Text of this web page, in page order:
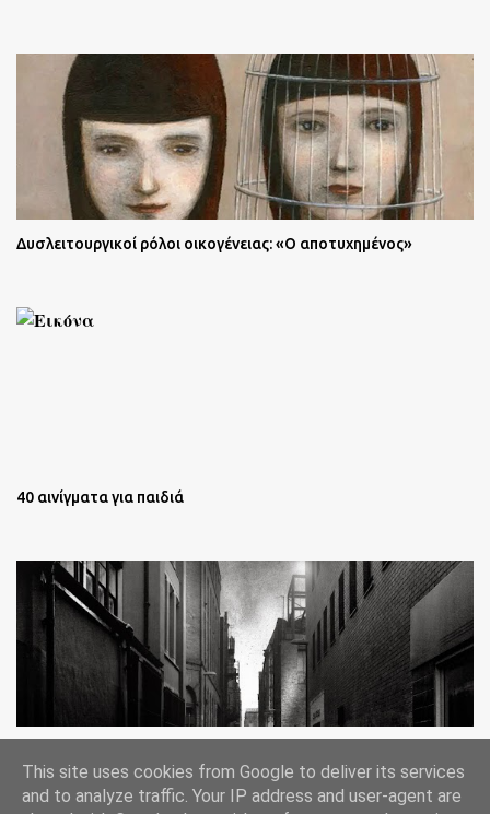
Δυσλειτουργικοί ρόλοι οικογένειας: «Ο αποτυχημένος»
40 αινίγματα για παιδιά
Lee Jeffries
This site uses cookies from Google to deliver its services
and to analyze traffic. Your IP address and user-agent are